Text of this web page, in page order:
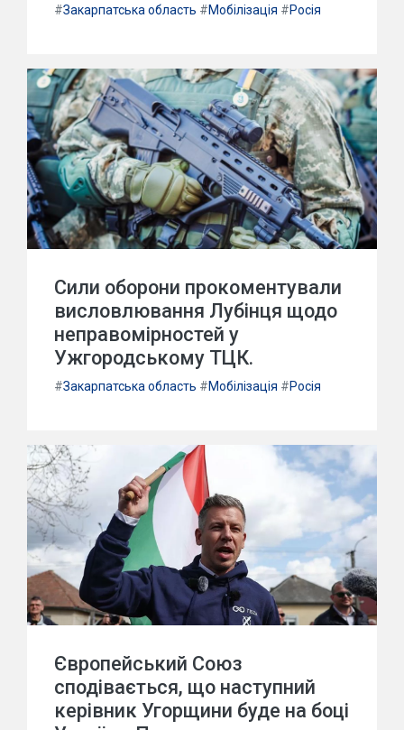
#Закарпатська область #Мобілізація #Росія
Сили оборони прокоментували
висловлювання Лубінця щодо
неправомірностей у
Ужгородському ТЦК.
#Закарпатська область #Мобілізація #Росія
Європейський Союз
сподівається, що наступний
керівник Угорщини буде на боці